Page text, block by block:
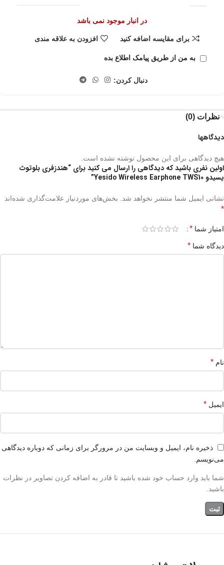
در انبار موجود نمی باشد
برای مقایسه اضافه کنید افزودن به علاقه مندی
به من از طریق پیامک اطلاع بده
دنبال کردن:
نظرات (0)
دیدگاهها
هیچ دیدگاهی برای این محصول نوشته نشده است.
اولین نفری باشید که دیدگاهی را ارسال می کنید برای “هندزفری بلوتوث
یسیدو Yesido Wireless Earphone TWS10”
نشانی ایمیل شما منتشر نخواهد شد. بخش‌های موردنیاز علامت‌گذاری شده‌اند
*
امتیاز شما *
دیدگاه شما *
نام *
ایمیل *
ذخیره نام، ایمیل و وبسایت من در مرورگر برای زمانی که دوباره دیدگاهی
می‌نویسم.
شما باید وارد حساب خود شده باشید تا قادر به اضافه کردن تصاویر در نظرات
باشید.